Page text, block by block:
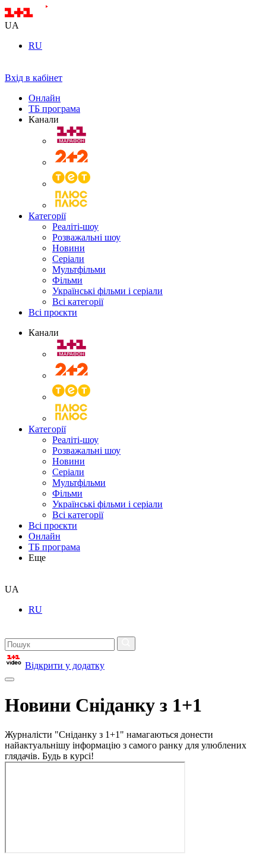
UA
RU
Вхід в кабінет
Онлайн
ТБ програма
Канали
Категорії
Реаліті-шоу
Розважальні шоу
Новини
Серіали
Мультфільми
Фільми
Українські фільми і серіали
Всі категорії
Всі проєкти
Канали
Категорії
Реаліті-шоу
Розважальні шоу
Новини
Серіали
Мультфільми
Фільми
Українські фільми і серіали
Всі категорії
Всі проєкти
Онлайн
ТБ програма
Еще
UA
RU
Відкрити у додатку
Новини Сніданку з 1+1
Журналісти "Сніданку з 1+1" намагаються донести
найактуальнішу інформацію з самого ранку для улюблених
глядачів. Будь в курсі!